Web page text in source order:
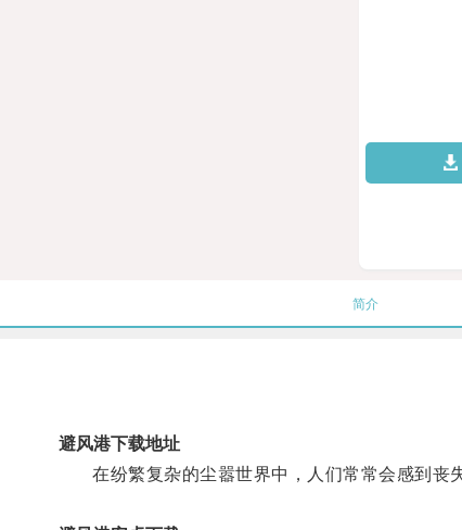
简介
避风港下载地址
在纷繁复杂的尘嚣世界中，人们常常会感到丧失